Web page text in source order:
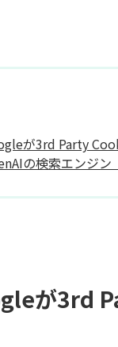
が3rd Party
の検索エンジン
が3rd